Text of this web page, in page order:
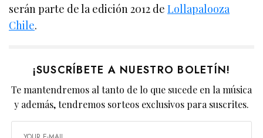
serán parte de la edición 2012 deLollapalooza
Chile.
¡SUSCRÍBETE A NUESTRO BOLETÍN!
Te mantendremos al tanto de lo que sucede en la música
y además, tendremos sorteos exclusivos para suscrites.